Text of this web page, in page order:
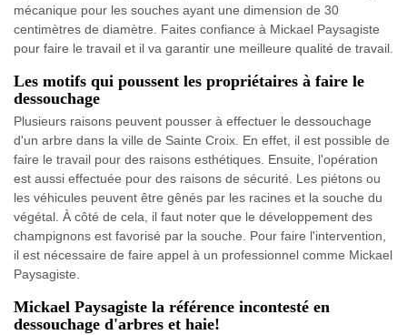
mécanique pour les souches ayant une dimension de 30
centimètres de diamètre. Faites confiance à Mickael Paysagiste
pour faire le travail et il va garantir une meilleure qualité de travail.
Les motifs qui poussent les propriétaires à faire le
dessouchage
Plusieurs raisons peuvent pousser à effectuer le dessouchage
d'un arbre dans la ville de Sainte Croix. En effet, il est possible de
faire le travail pour des raisons esthétiques. Ensuite, l'opération
est aussi effectuée pour des raisons de sécurité. Les piétons ou
les véhicules peuvent être gênés par les racines et la souche du
végétal. À côté de cela, il faut noter que le développement des
champignons est favorisé par la souche. Pour faire l'intervention,
il est nécessaire de faire appel à un professionnel comme Mickael
Paysagiste.
Mickael Paysagiste la référence incontesté en
dessouchage d'arbres et haie!